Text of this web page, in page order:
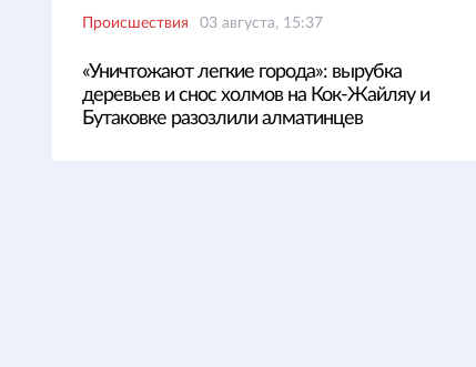
Происшествия 03 августа, 15:37
«Уничтожают легкие города»: вырубка
деревьев и снос холмов на Кок-Жайляу и
Бутаковке разозлили алматинцев